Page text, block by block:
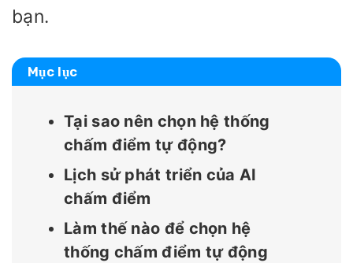
bạn.
Mục lục
Tại sao nên chọn hệ thống
chấm điểm tự động?
Lịch sử phát triển của AI
chấm điểm
Làm thế nào để chọn hệ
thống chấm điểm tự động